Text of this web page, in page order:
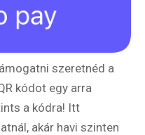
szeretnéd a
kódot egy arra
a kódra! Itt
akár havi szinten